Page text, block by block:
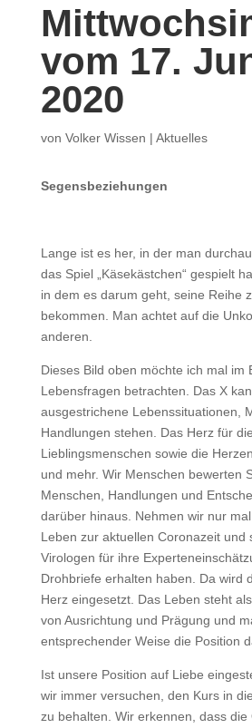
vom 17.
2020
von Volker Wissen | Aktuelles
Segensbeziehungen
Lange ist es her, in der man
das Spiel „Käsekästchen“ gespielt
in dem es darum geht, seine Reihe
bekommen. Man achtet auf die
anderen.
Dieses Bild oben möchte ich mal im
Lebensfragen betrachten. Das X
ausgestrichene Lebenssituationen,
Handlungen stehen. Das Herz für
Lieblingsmenschen sowie die
und mehr. Wir Menschen bewerten
Menschen, Handlungen und
darüber hinaus. Nehmen wir nur
Leben zur aktuellen Coronazeit und
Virologen für ihre
Drohbriefe erhalten haben. Da wird
Herz eingesetzt. Das Leben steht
von Ausrichtung und Prägung und
entsprechender Weise die Position
Ist unsere Position auf Liebe
wir immer versuchen, den Kurs in
zu behalten. Wir erkennen, dass